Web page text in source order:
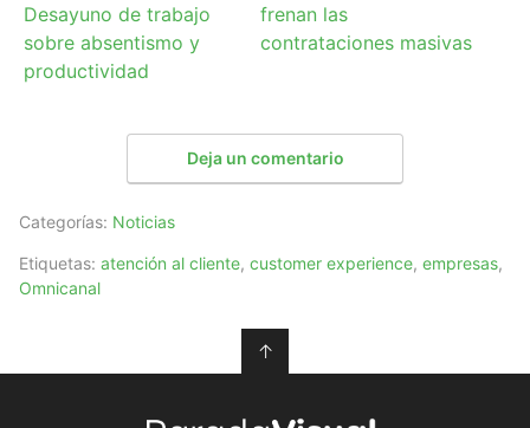
Desayuno de trabajo
sobre absentismo y
productividad
frenan las
contrataciones masivas
Deja un comentario
Categorías: Noticias
Etiquetas: atención al cliente, customer experience, empresas,
Omnicanal
↑